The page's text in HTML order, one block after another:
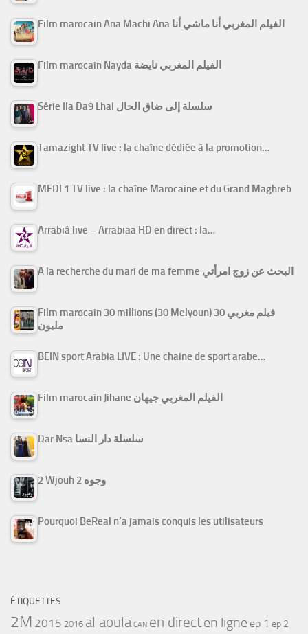
Film marocain Ana Machi Ana الفيلم المغربي أنا ماشي أنا
Film marocain Nayda الفيلم المغربي نايضة
Série Ila Da9 Lhal سلسلة إلى ضاق الحال
Tamazight TV live : la chaîne dédiée à la promotion…
MEDI 1 TV live : la chaîne Marocaine et du Grand Maghreb
Arrabiâ live – Arrabiaa HD en direct : la…
A la recherche du mari de ma femme البحث عن زوج امرأتي
Film marocain 30 millions (30 Melyoun) فيلم مغربي 30
مليون
BEIN sport Arabia LIVE : Une chaine de sport arabe…
Film marocain Jihane الفيلم المغربي جيهان
Dar Nsa سلسلة دار النسا
2 Wjouh 2 وجوه
Pourquoi BeReal n’a jamais conquis les utilisateurs
ÉTIQUETTES
2M 2015 2016 al aoula CAN en directen ligne ep 1 ep 2